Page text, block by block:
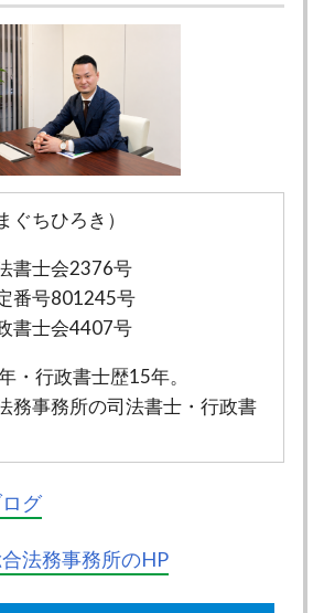
ぐちひろき）
書士会2376号
番号801245号
書士会4407号
・行政書士歴15年。
務事務所の司法書士・行政書
グ
法務事務所のHP